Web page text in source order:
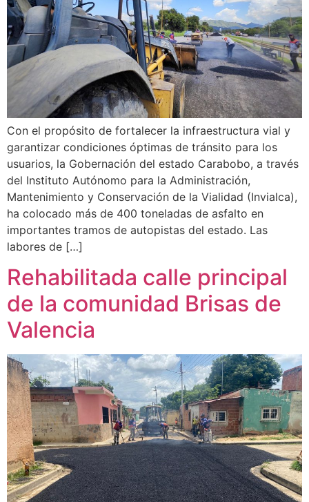
Con el propósito de fortalecer la infraestructura vial y
garantizar condiciones óptimas de tránsito para los
usuarios, la Gobernación del estado Carabobo, a través
del Instituto Autónomo para la Administración,
Mantenimiento y Conservación de la Vialidad (Invialca),
ha colocado más de 400 toneladas de asfalto en
importantes tramos de autopistas del estado. Las
labores de […]
Rehabilitada calle principal
de la comunidad Brisas de
Valencia